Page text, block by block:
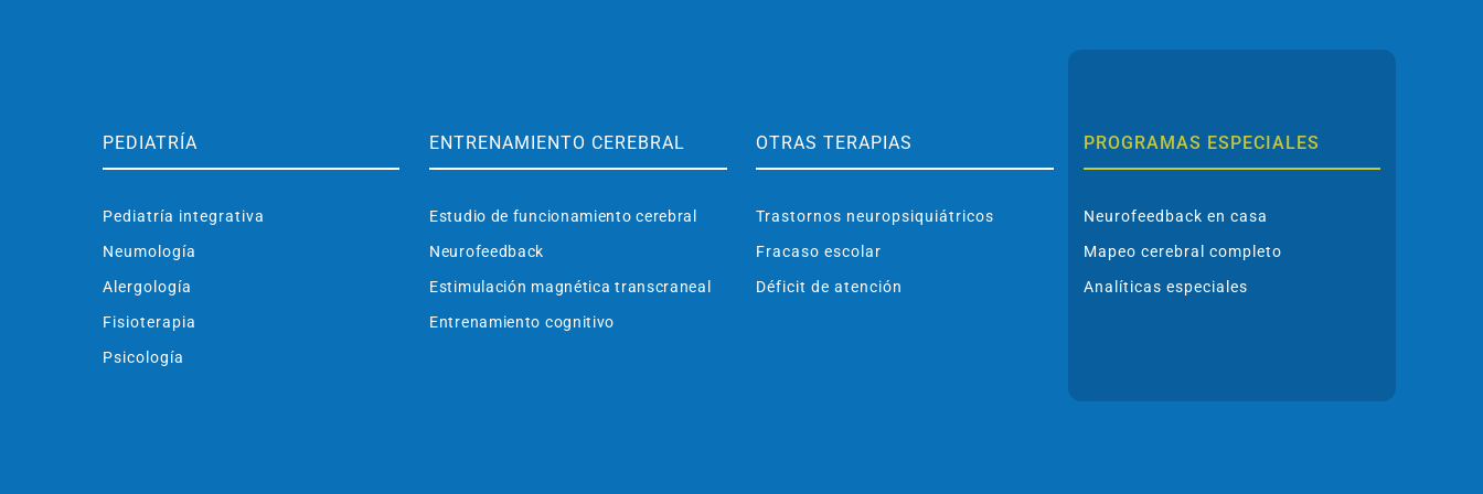
PEDIATRÍA
Pediatría integrativa
Neumología
Alergología
Fisioterapia
Psicología
ENTRENAMIENTO CEREBRAL
Estudio de funcionamiento cerebral
Neurofeedback
Estimulación magnética transcraneal
Entrenamiento cognitivo
OTRAS TERAPIAS
Trastornos neuropsiquiátricos
Fracaso escolar
Déficit de atención
PROGRAMAS ESPECIALES
Neurofeedback en casa
Mapeo cerebral completo
Analíticas especiales